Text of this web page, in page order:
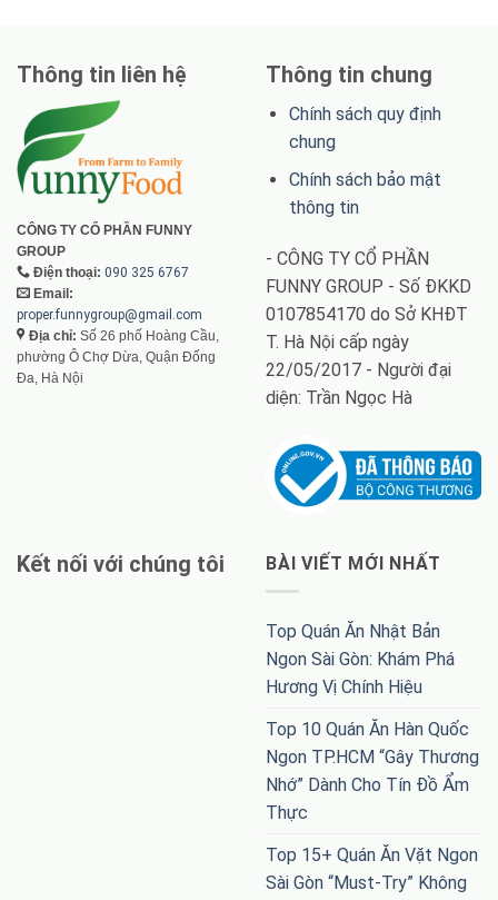
Thông tin liên hệ
CÔNG TY CỔ PHẦN FUNNY
GROUP
Điện thoại: 090 325 6767
Email:
proper.funnygroup@gmail.com
Địa chỉ: Số 26 phố Hoàng Cầu,
phường Ô Chợ Dừa, Quận Đống
Đa, Hà Nội
Thông tin chung
Chính sách quy định
chung
Chính sách bảo mật
thông tin
- CÔNG TY CỔ PHẦN
FUNNY GROUP - Số ĐKKD
0107854170 do Sở KHĐT
T. Hà Nội cấp ngày
22/05/2017 - Người đại
diện: Trần Ngọc Hà
Kết nối với chúng tôi BÀI VIẾT MỚI NHẤT
Top Quán Ăn Nhật Bản
Ngon Sài Gòn: Khám Phá
Hương Vị Chính Hiệu
Top 10 Quán Ăn Hàn Quốc
Ngon TP.HCM “Gây Thương
Nhớ” Dành Cho Tín Đồ Ẩm
Thực
Top 15+ Quán Ăn Vặt Ngon
Sài Gòn “Must-Try” Không